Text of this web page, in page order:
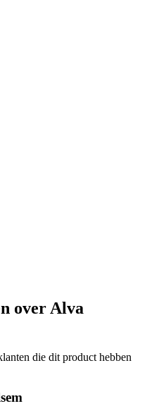
over Alva
die dit product hebben